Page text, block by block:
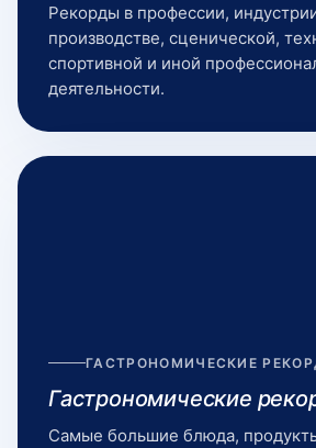
Рекорды в профессии,
производстве, сценической,
спортивной и иной
деятельности.
ГАСТРОНОМИЧЕСКИЕ
Гастрономические
Самые большие блюда,